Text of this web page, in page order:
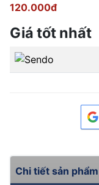
120.000đ
Giá tốt nhất
Chi tiết sản phẩm